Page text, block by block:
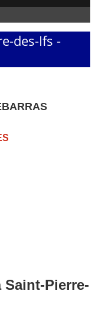
des-Ifs -
Saint-Pierre-